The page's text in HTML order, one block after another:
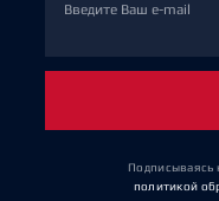
Введите Ваш e-mail
Подписываясь
политикой